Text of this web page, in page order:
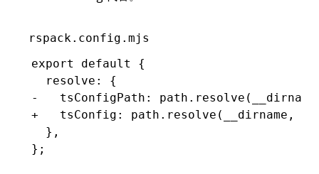
rspack.config.mjs
export default {
  resolve: {
-   tsConfigPath:
+   tsConfig: path.resolve(__dirname,
  },
};